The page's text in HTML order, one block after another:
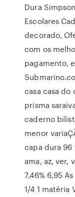
Dura
Escolares
decorado,
com os
pagamento,
casa casa do
prisma
caderno
menor
capa dura 96
ama, az, ver,
7,46% 6,95
1/4 1 matéria